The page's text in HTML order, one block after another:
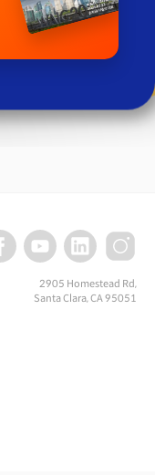
2905 Homestead Rd,
Santa Clara, CA 95051